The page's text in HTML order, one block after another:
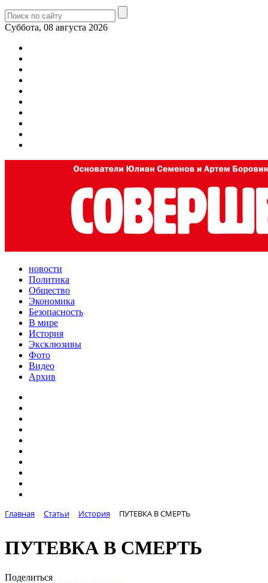
Суббота, 08 августа 2026
новости
Политика
Общество
Экономика
Безопасность
В мире
История
Эксклюзивы
Фото
Видео
Архив
Главная Статьи История ПУТЕВКА В СМЕРТЬ
ПУТЕВКА В СМЕРТЬ
Поделиться